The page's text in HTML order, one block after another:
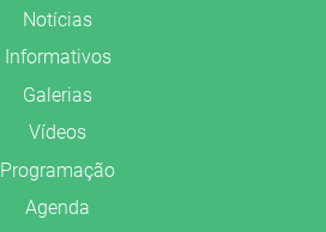
Notícias
Informativos
Galerias
Vídeos
Programação
Agenda